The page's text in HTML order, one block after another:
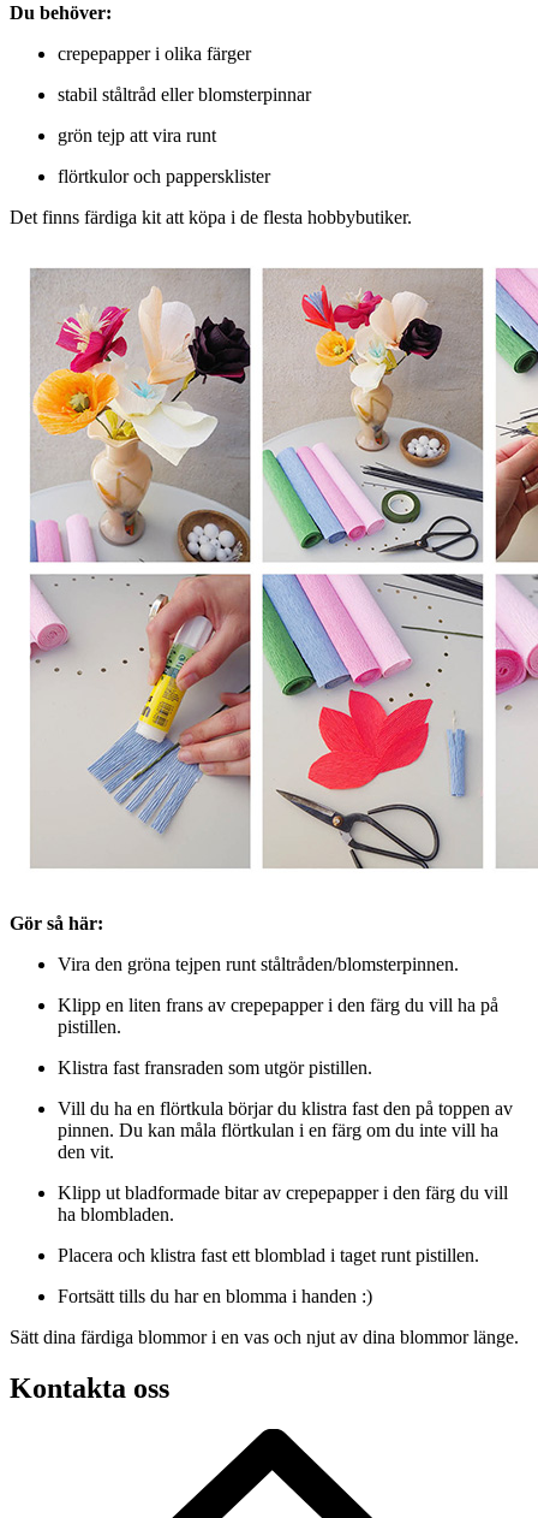
Du behöver:
crepepapper i olika färger
stabil ståltråd eller blomsterpinnar
grön tejp att vira runt
flörtkulor och pappersklister
Det finns färdiga kit att köpa i de flesta hobbybutiker.
Gör så här:
Vira den gröna tejpen runt ståltråden/blomsterpinnen.
Klipp en liten frans av crepepapper i den färg du vill ha på
pistillen.
Klistra fast fransraden som utgör pistillen.
Vill du ha en flörtkula börjar du klistra fast den på toppen av
pinnen. Du kan måla flörtkulan i en färg om du inte vill ha
den vit.
Klipp ut bladformade bitar av crepepapper i den färg du vill
ha blombladen.
Placera och klistra fast ett blomblad i taget runt pistillen.
Fortsätt tills du har en blomma i handen :)
Sätt dina färdiga blommor i en vas och njut av dina blommor länge.
Kontakta oss